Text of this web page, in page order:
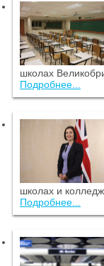
школах
Подробнее...
школах и
Подробнее...